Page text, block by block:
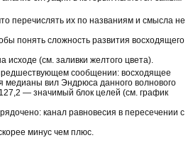
перечислять их по названиям и смысла не
понять сложность развития восходящего
исходе (см. заливки желтого цвета).
предшествующем сообщении: восходящее
медианы вил Эндрюса данного волнового
— значимый блок целей (см. график
канал равновесия в пересечении с
минус чем плюс.